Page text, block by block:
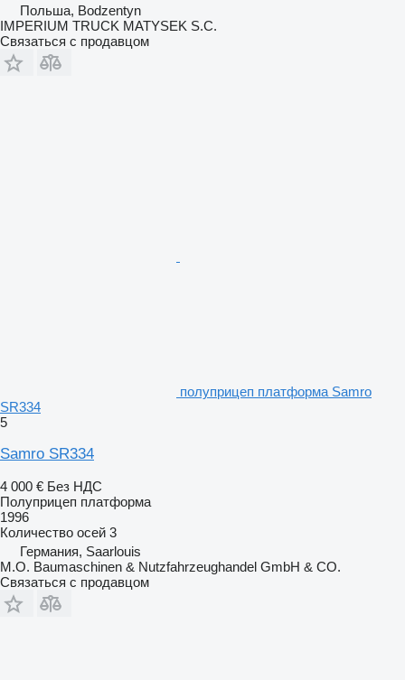
Польша, Bodzentyn
IMPERIUM TRUCK MATYSEK S.C.
Связаться с продавцом
полуприцеп платформа Samro
SR334
5
Samro SR334
4 000 € Без НДС
Полуприцеп платформа
1996
Количество осей 3
Германия, Saarlouis
M.O. Baumaschinen & Nutzfahrzeughandel GmbH & CO.
Связаться с продавцом